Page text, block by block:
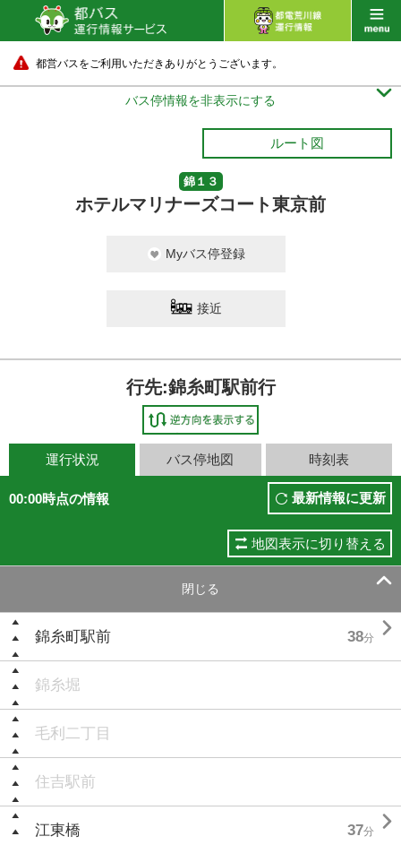
都営バスをご利用いただきありがとうございます。
バス停情報を非表示にする 
ルート図
錦１３
ホテルマリナーズコート東京前
Myバス停登録
接近
行先:錦糸町駅前行
運行状況 バス停地図 時刻表
00:00時点の情報 最新情報に更新
地図表示に切り替える
閉じる 
錦糸町駅前 38分 
錦糸堀
毛利二丁目
住吉駅前
江東橋 37分 